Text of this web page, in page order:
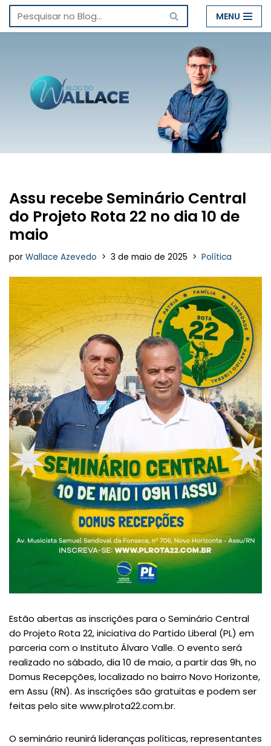
Pular
conteúdo
MENU
Assu recebe Seminário Central
do Projeto Rota 22 no dia 10 de
maio
por Wallace Azevedo 3 de maio de 2025 Política
Estão abertas as inscrições para o Seminário Central
do Projeto Rota 22, iniciativa do Partido Liberal (PL) em
parceria com o Instituto Álvaro Valle. O evento será
realizado no sábado, dia 10 de maio, a partir das 9h, no
Domus Recepções, localizado no bairro Novo Horizonte,
em Assu (RN). As inscrições são gratuitas e podem ser
feitas pelo site www.plrota22.com.br.
O seminário reunirá lideranças políticas, representantes